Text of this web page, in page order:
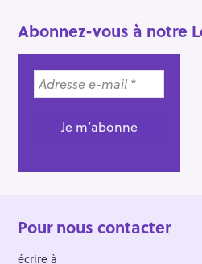
Abonnez-vous à notre
Pour nous contacter
écrire à